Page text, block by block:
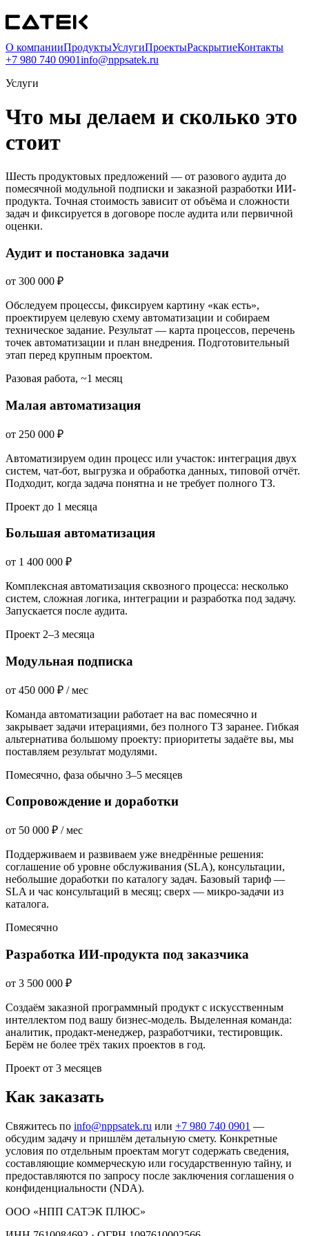
О компанииПродуктыУслугиПроектыРаскрытиеКонтакты
+7 980 740 0901info@nppsatek.ru
Услуги
Что мы делаем и сколько это
стоит
Шесть продуктовых предложений — от разового аудита до
помесячной модульной подписки и заказной разработки ИИ-
продукта. Точная стоимость зависит от объёма и сложности
задач и фиксируется в договоре после аудита или первичной
оценки.
Аудит и постановка задачи
от 300 000 ₽
Обследуем процессы, фиксируем картину «как есть»,
проектируем целевую схему автоматизации и собираем
техническое задание. Результат — карта процессов, перечень
точек автоматизации и план внедрения. Подготовительный
этап перед крупным проектом.
Разовая работа, ~1 месяц
Малая автоматизация
от 250 000 ₽
Автоматизируем один процесс или участок: интеграция двух
систем, чат-бот, выгрузка и обработка данных, типовой отчёт.
Подходит, когда задача понятна и не требует полного ТЗ.
Проект до 1 месяца
Большая автоматизация
от 1 400 000 ₽
Комплексная автоматизация сквозного процесса: несколько
систем, сложная логика, интеграции и разработка под задачу.
Запускается после аудита.
Проект 2–3 месяца
Модульная подписка
от 450 000 ₽ / мес
Команда автоматизации работает на вас помесячно и
закрывает задачи итерациями, без полного ТЗ заранее. Гибкая
альтернатива большому проекту: приоритеты задаёте вы, мы
поставляем результат модулями.
Помесячно, фаза обычно 3–5 месяцев
Сопровождение и доработки
от 50 000 ₽ / мес
Поддерживаем и развиваем уже внедрённые решения:
соглашение об уровне обслуживания (SLA), консультации,
небольшие доработки по каталогу задач. Базовый тариф —
SLA и час консультаций в месяц; сверх — микро-задачи из
каталога.
Помесячно
Разработка ИИ-продукта под заказчика
от 3 500 000 ₽
Создаём заказной программный продукт с искусственным
интеллектом под вашу бизнес-модель. Выделенная команда:
аналитик, продакт-менеджер, разработчики, тестировщик.
Берём не более трёх таких проектов в год.
Проект от 3 месяцев
Как заказать
Свяжитесь по info@nppsatek.ru или +7 980 740 0901 —
обсудим задачу и пришлём детальную смету. Конкретные
условия по отдельным проектам могут содержать сведения,
составляющие коммерческую или государственную тайну, и
предоставляются по запросу после заключения соглашения о
конфиденциальности (NDA).
ООО «НПП САТЭК ПЛЮС»